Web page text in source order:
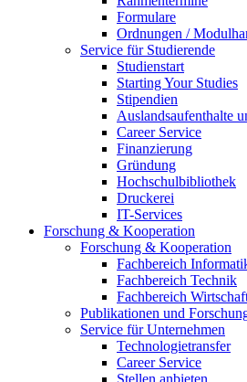
Formulare
Ordnungen /
Service für Studierende
Studienstart
Starting Your Studies
Stipendien
Auslandsaufenthalte
Career Service
Finanzierung
Gründung
Hochschulbibliothek
Druckerei
IT-Services
Forschung & Kooperation
Forschung & Kooperation
Fachbereich
Fachbereich Technik
Fachbereich
Publikationen und
Service für Unternehmen
Technologietransfer
Career Service
Stellen anbieten